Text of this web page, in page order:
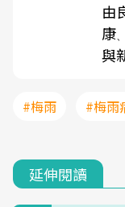
由
康、
與
#梅雨 #梅雨
延伸閱讀